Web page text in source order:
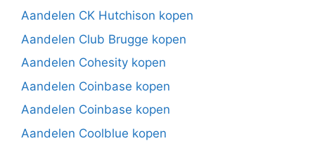
Aandelen CK Hutchison kopen
Aandelen Club Brugge kopen
Aandelen Cohesity kopen
Aandelen Coinbase kopen
Aandelen Coinbase kopen
Aandelen Coolblue kopen